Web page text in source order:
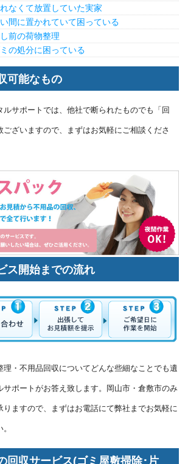
なくて放置していた実家
間に置かれていて困っている
前の荷物整理
の処分に困っている
可能なもの
ルサポートでは、他社で断られたものでも「回
ございますので、まずはお気軽にご相談くださ
ス開始までの流れ
理・不用品回収についてどんな些細なことでも遺
サポートがお答え致します。岡山市・倉敷市のみ
りますので、まずはお電話にて弊社までお気軽に
回収サービス(ゴミ屋敷掃除･片